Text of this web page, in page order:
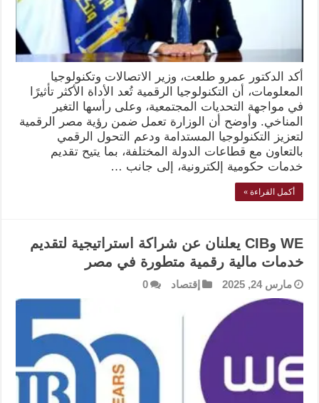
أكد الدكتور عمرو طلعت، وزير الاتصالات وتكنولوجيا
المعلومات، أن التكنولوجيا الرقمية تُعد الأداة الأكثر تأثيرًا
في مواجهة التحديات المجتمعية، وعلى رأسها التغير
المناخي. وأوضح أن الوزارة تعمل ضمن رؤية مصر الرقمية
لتعزيز التكنولوجيا المستدامة ودعم التحول الرقمي
بالتعاون مع قطاعات الدولة المختلفة، بما يتيح تقديم
خدمات حكومية إلكترونية، إلى جانب …
أكمل القراءة »
WE وCIB يعلنان عن شراكة استراتيجية لتقديم
خدمات مالية رقمية متطورة في مصر
مارس 24, 2025 إقتصاد 0